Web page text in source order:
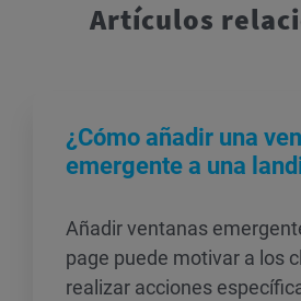
Artículos
¿Cómo añadir una
emergente a una
Añadir ventanas
page puede motivar a los
realizar acciones